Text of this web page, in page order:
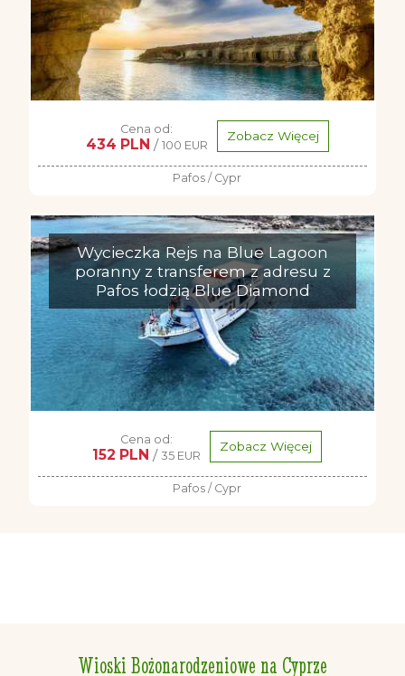
Cena od:
434 PLN / 100 EUR
Zobacz Więcej
Pafos / Cypr
Wycieczka Rejs na Blue Lagoon
poranny z transferem z adresu z
Pafos łodzią Blue Diamond
Cena od:
152 PLN / 35 EUR
Zobacz Więcej
Pafos / Cypr
Wioski Bożonarodzeniowe na Cyprze